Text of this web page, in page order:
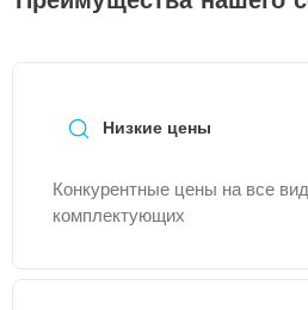
Низкие цены
Конкурентные цены на все
комплектующих